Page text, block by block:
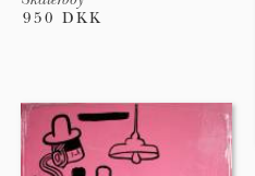
950 DKK